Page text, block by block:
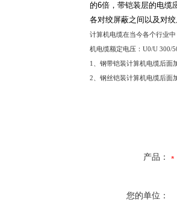
的6倍，带铠装层的电缆
各对绞屏蔽之间以及对
计算机电缆在当今各个行业
机电缆额定电压： U0/U 300/
1
、钢带铠装计算机电缆后面
2 、钢丝铠装计算机电缆后面
产品：
您的单位：